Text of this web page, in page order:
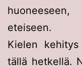
eteiseen.
Kielen
tällä hetkellä.